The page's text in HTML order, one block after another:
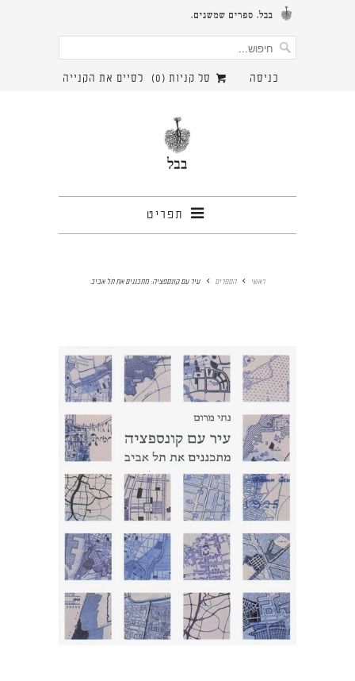
כניסה לסיים את הקנייה סל קניות ( 0
)
תפריט
ראשי הספרים עיר עם קונספציה: מתכננים את תל אביב